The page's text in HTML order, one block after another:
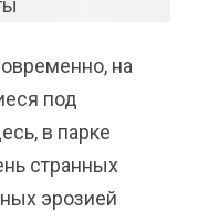
на
под
в парке
странных
эрозией